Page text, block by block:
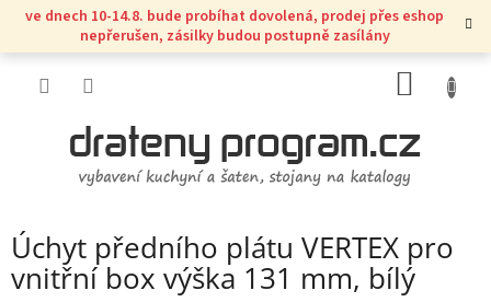
Přejít
obsah
ve dnech 10-14.8. bude probíhat dovolená, prodej přes eshop
nepřerušen, zásilky budou postupně zasílány
KOŠÍK
Úchyt předního plátu VERTEX pro
vnitřní box výška 131 mm, bílý